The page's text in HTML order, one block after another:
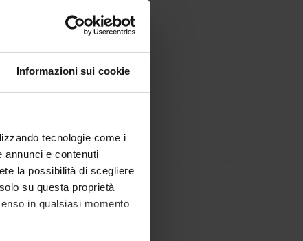
Informazioni sui cookie
tecnologie come i
annunci e contenuti
la possibilità di scegliere
su questa proprietà
in qualsiasi momento